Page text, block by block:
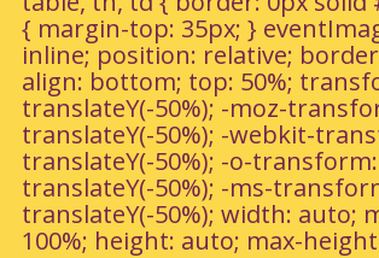
{ margin-top: 35px; }
inline; position: relative;
align: bottom; top: 50%;
translateY(-50%); -moz-
translateY(-50%); -webkit-
translateY(-50%); -o-transform:
translateY(-50%); -ms-
translateY(-50%); width: auto;
100%; height: auto; max-